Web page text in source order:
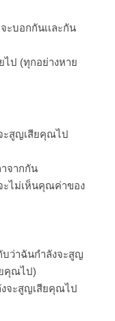
ะบอกกันเเละกัน
ไป (ทุกอย่างหาย
ะสูญเสียคุณไป
จากกัน
ะไม่เห็นคุณค่าของ
ว่าฉันกำลังจะสูญ
คุณไป)
จะสูญเสียคุณไป